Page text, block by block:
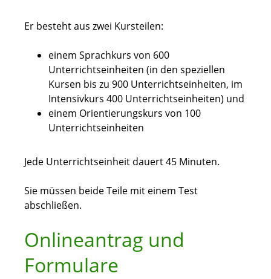
Er besteht aus zwei Kursteilen:
einem Sprachkurs von 600
Unterrichtseinheiten (in den speziellen
Kursen bis zu 900 Unterrichtseinheiten, im
Intensivkurs 400 Unterrichtseinheiten) und
einem Orientierungskurs von 100
Unterrichtseinheiten
Jede Unterrichtseinheit dauert 45 Minuten.
Sie müssen beide Teile mit einem Test
abschließen.
Onlineantrag und
Formulare